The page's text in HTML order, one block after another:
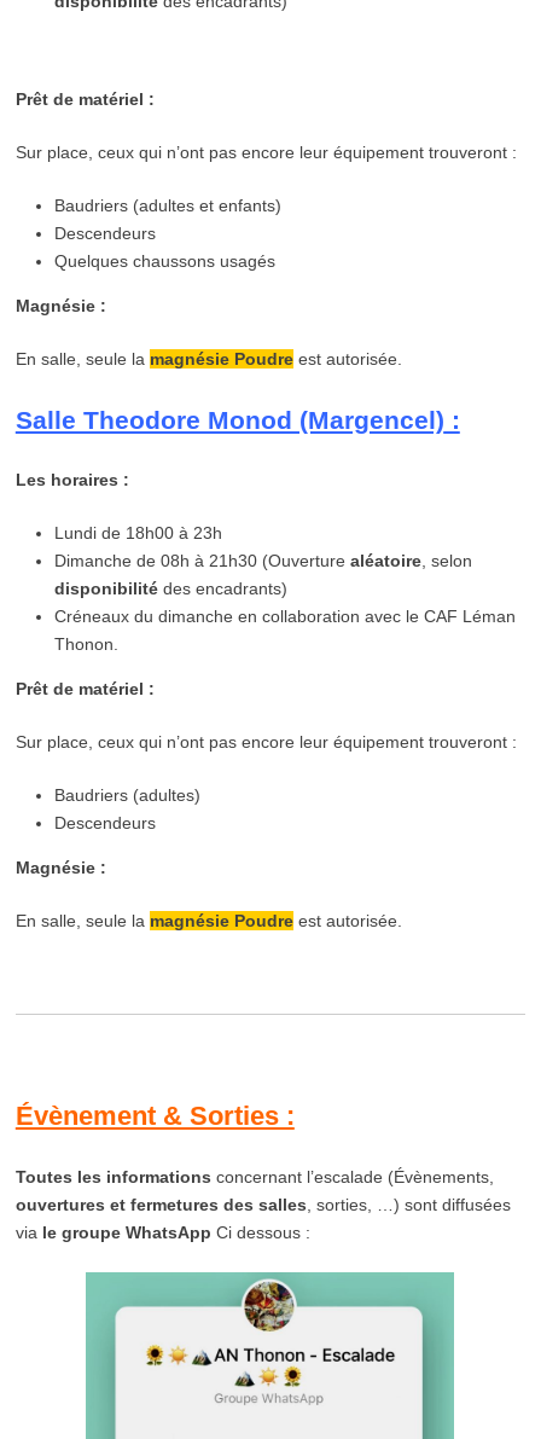
Prêt de matériel :
Sur place, ceux qui n’ont pas encore leur équipement trouveront :
Baudriers (adultes et enfants)
Descendeurs
Quelques chaussons usagés
Magnésie :
En salle, seule la magnésie Poudreest autorisée.
Salle Theodore Monod (Margencel) :
Les horaires :
Lundi de 18h00 à 23h
Dimanche de 08h à 21h30 (Ouverture aléatoire, selon
disponibilitédes encadrants)
Créneaux du dimanche en collaboration avec le CAF Léman
Thonon.
Prêt de matériel :
Sur place, ceux qui n’ont pas encore leur équipement trouveront :
Baudriers (adultes)
Descendeurs
Magnésie :
En salle, seule la magnésie Poudreest autorisée.
Évènement & Sorties :
Toutes les informations concernant l’escalade (Évènements,
ouvertures et fermetures des salles , sorties, …) sont diffusées
via le groupe WhatsApp Ci dessous :